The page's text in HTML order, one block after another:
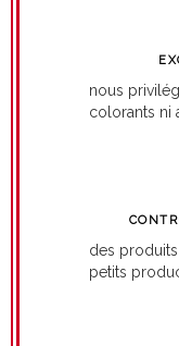
nous
colorants ni
des
petits